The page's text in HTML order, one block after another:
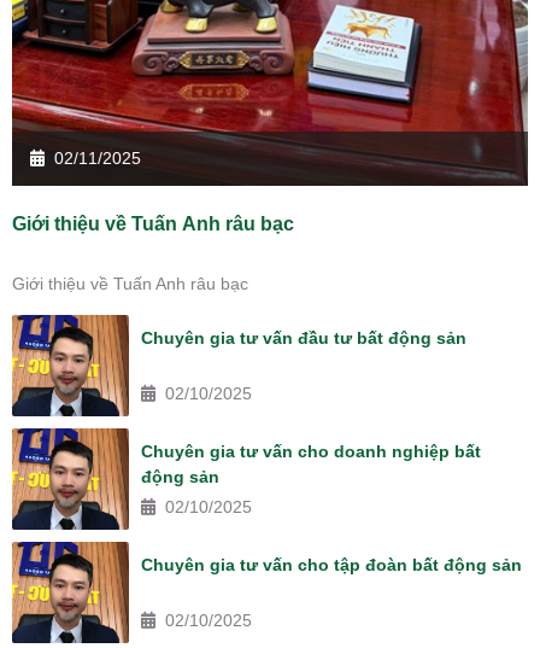
02/11/2025
Giới thiệu về Tuấn Anh râu bạc
Giới thiệu về Tuấn Anh râu bạc
Chuyên gia tư vấn đầu tư bất động sản
02/10/2025
Chuyên gia tư vấn cho doanh nghiệp bất
động sản
02/10/2025
Chuyên gia tư vấn cho tập đoàn bất động sản
02/10/2025